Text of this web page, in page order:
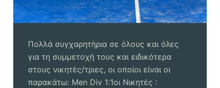
Πολλά συγχαρητήρια σε όλους και όλες
για τη συμμετοχή τους και ειδικότερα
στους νικητές/τριες, οι οποίοι είναι οι
παρακάτω: Men Div 1:1οι Νικητές :